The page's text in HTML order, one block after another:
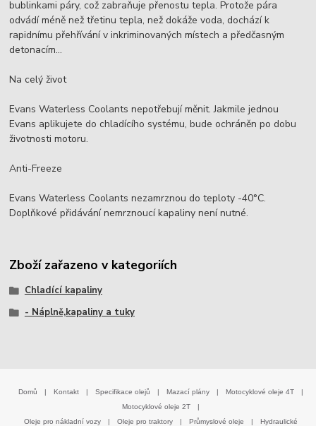
bublinkami páry, což zabraňuje přenostu tepla. Protože pára
odvádí méně než třetinu tepla, než dokáže voda, dochází k
rapidnímu přehřívání v inkriminovaných místech a předčasným
detonacím...
Na celý život
Evans Waterless Coolants nepotřebují měnit. Jakmile jednou
Evans aplikujete do chladícího systému, bude ochráněn po dobu
životnosti motoru.
Anti-Freeze
Evans Waterless Coolants nezamrznou do teploty -40°C.
Doplňkové přidávání nemrznoucí kapaliny není nutné.
Zboží zařazeno v kategoriích
Chladící kapaliny
- Náplně,kapaliny a tuky
Domů | Kontakt | Specifikace olejů | Mazací plány | Motocyklové oleje 4T
|
Motocyklové oleje 2T
|
Oleje pro nákladní vozy
| Oleje pro traktory | Průmyslové oleje |
Hydraulické